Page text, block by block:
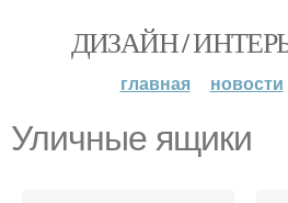
ДИЗАЙН /
главная новости
Уличные ящики